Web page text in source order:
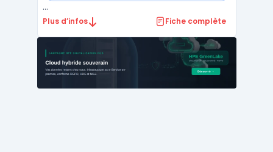
...
Plus d’infos Fiche complète